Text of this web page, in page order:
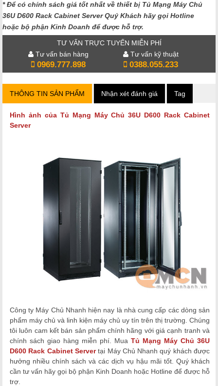
* Để có chính sách giá tốt nhất về thiết bị Tủ Mạng Máy Chủ
36U D600 Rack Cabinet ServerQuý Khách hãy gọi Hotline
hoặc bộ phận Kinh Doanh để được hỗ trợ.
TƯ VẤN TRỰC TUYẾN MIỄN PHÍ
Tư vấn bán hàng
0969.777.898
Tư vấn kỹ thuật
0388.055.233
THÔNG TIN SẢN PHẨM Nhận xét đánh giá Tag
Hình ảnh của Tủ Mạng Máy Chủ 36U D600 Rack Cabinet
Server
Công ty Máy Chủ Nhanh hiện nay là nhà cung cấp các dòng sản
phẩm máy chủ và linh kiện máy chủ uy tín trên thị trường. Chúng
tôi luôn cam kết bán sản phẩm chính hãng với giá cạnh tranh và
chính sách giao hàng miễn phí. Mua Tủ Mạng Máy Chủ 36U
D600 Rack Cabinet Server tại Máy Chủ Nhanh quý khách được
hưởng nhiều chính sách và các dịch vụ hậu mãi tốt. Quý khách
cần tư vấn hãy gọi bộ phận Kinh Doanh hoặc Hotline để được hỗ
trợ.